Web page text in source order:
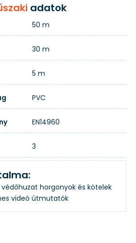
adatok
50 m
30 m
5 m
PVC
EN14960
3
védőhuzat horgonyok és kötelek
videó útmutatók